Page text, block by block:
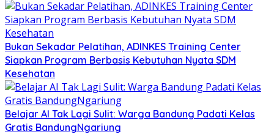
Bukan Sekadar Pelatihan, ADINKES Training Center
Siapkan Program Berbasis Kebutuhan Nyata SDM
Kesehatan
Belajar AI Tak Lagi Sulit: Warga Bandung Padati Kelas
Gratis BandungNgariung